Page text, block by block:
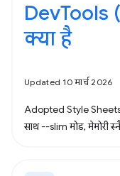
DevTools
क्या है
Updated 10 मार्च 2026
Adopted Style
साथ --slim मोड, मेमोरी